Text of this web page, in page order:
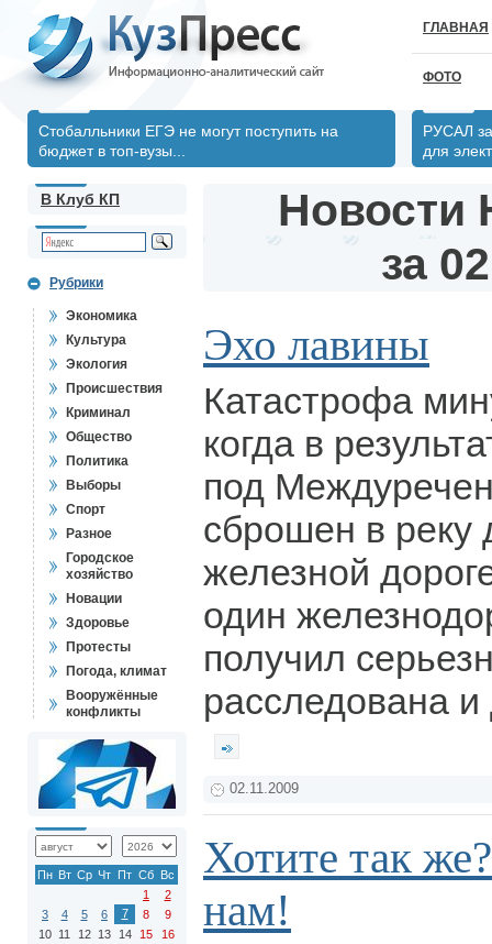
ГЛАВНАЯ
ФОТО
Стобалльники ЕГЭ не могут поступить на
бюджет в топ-вузы...
РУСАЛ
для
В Клуб КП
Рубрики
Экономика
Культура
Экология
Происшествия
Криминал
Общество
Политика
Выборы
Спорт
Разное
Городское
хозяйство
Новации
Здоровье
Протесты
Погода, климат
Вооружённые
конфликты
Пн Вт Ср Чт Пт Сб Вс
1
2
3
4 5 6 7 8
9
10 11 12 13 14 15
16
Новости
за
Эхо лавины
Катастрофа
когда в
под
сброшен в реку
железной
один
получил
расследована
02.11.2009
Хотите так
нам!